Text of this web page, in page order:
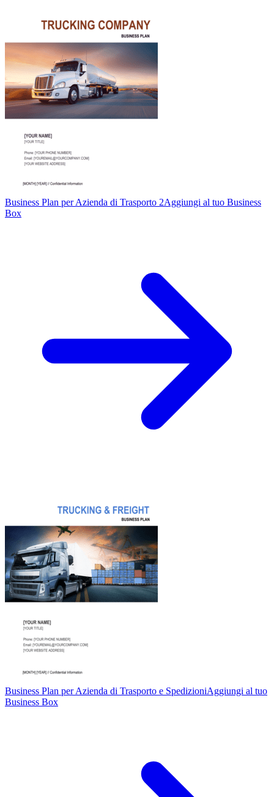
Business Plan per Azienda di Trasporto 2Aggiungi al tuo Business
Box
Business Plan per Azienda di Trasporto e SpedizioniAggiungi al tuo
Business Box